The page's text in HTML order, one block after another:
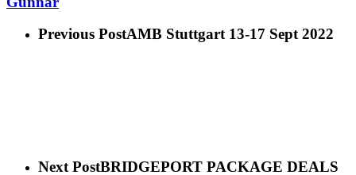
Previous PostAMB Stuttgart 13-17 Sept 2022
Next PostBRIDGEPORT PACKAGE DEALS